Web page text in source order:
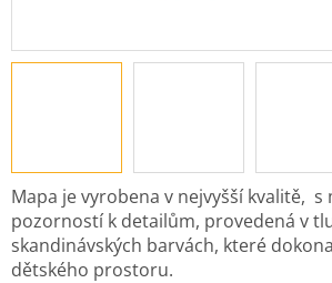
Mapa je vyrobena v nejvyšší kvalitě, s
pozorností k detailům, provedená v
skandinávských barvách, které
dětského prostoru.